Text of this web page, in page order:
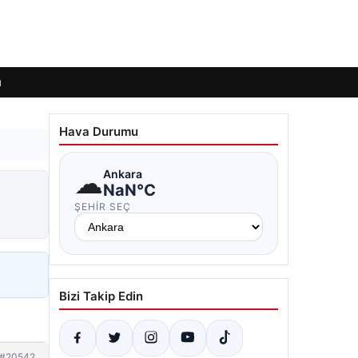
Hava Durumu
☁Ankara
NaN°C
ŞEHIR SEÇ
Bizi Takip Edin